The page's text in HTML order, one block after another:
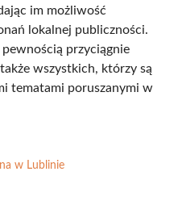
im możliwość
lokalnej publiczności.
przyciągnie
wszystkich, którzy są
tematami poruszanymi w
w Lublinie